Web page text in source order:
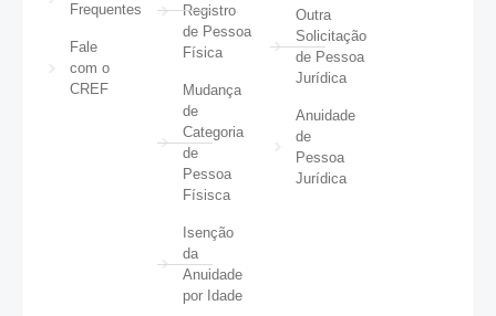
Frequentes
Fale
com o
CREF
Registro
de Pessoa
Física
Mudança
de
Categoria
de
Pessoa
Físisca
Isenção
da
Anuidade
por Idade
Outra
Solicitação
de Pessoa
Jurídica
Anuidade
de
Pessoa
Jurídica